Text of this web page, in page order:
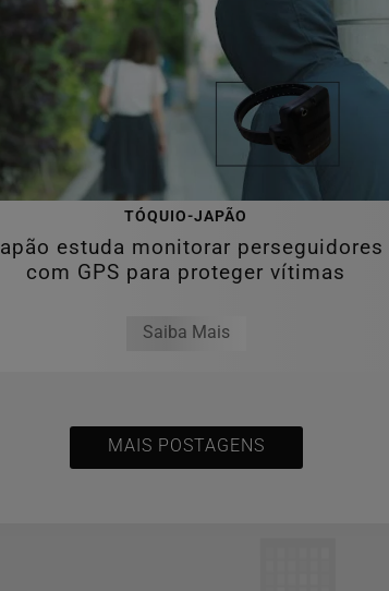
TÓQUIO-JAPÃO
estuda monitorar perseguidores
com GPS para proteger vítimas
Saiba Mais
MAIS POSTAGENS